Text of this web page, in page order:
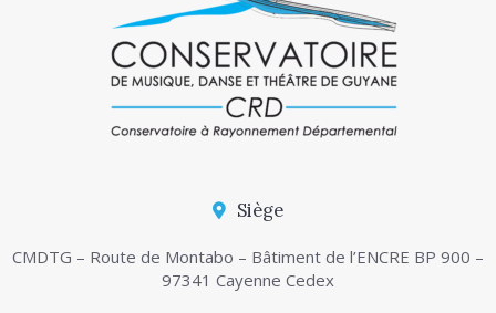
Siège
CMDTG – Route de Montabo – Bâtiment de l’ENCRE BP 900 –
97341 Cayenne Cedex